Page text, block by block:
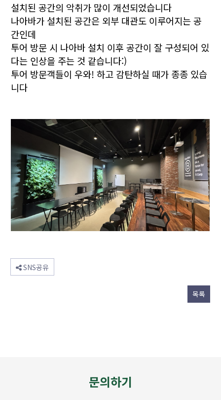
설치된 공간의 악취가 많이 개선되었습니다
나아바가 설치된 공간은 외부 대관도 이루어지는 공
간인데
투어 방문 시 나아바 설치 이후 공간이 잘 구성되어 있
다는 인상을 주는 것 같습니다:)
투어 방문객들이 우와! 하고 감탄하실 때가 종종 있습
니다
SNS공유
목록
문의하기